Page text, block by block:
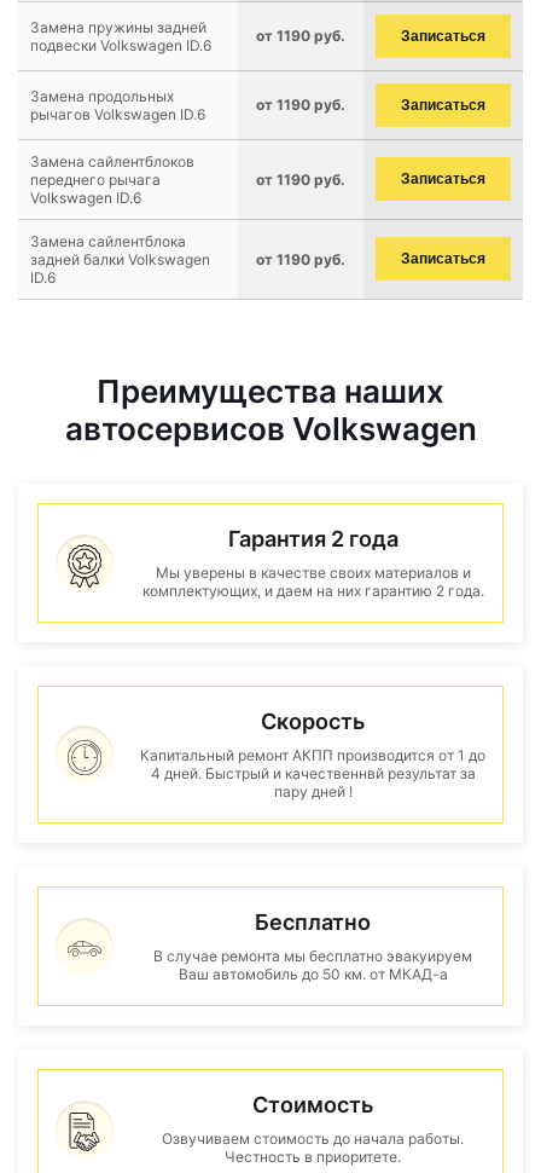
Замена пружины задней
подвески Volkswagen ID.6
от 1190 руб. Записаться
Замена продольных
рычагов Volkswagen ID.6
от 1190 руб. Записаться
Замена сайлентблоков
переднего рычага
Volkswagen ID.6
от 1190 руб. Записаться
Замена сайлентблока
задней балки Volkswagen
ID.6
от 1190 руб. Записаться
Преимущества наших
автосервисов Volkswagen
Гарантия 2 года
Мы уверены в качестве своих материалов и
комплектующих, и даем на них гарантию 2 года.
Скорость
Капитальный ремонт АКПП производится от 1 до
4 дней. Быстрый и качественнвй результат за
пару дней !
Бесплатно
В случае ремонта мы бесплатно эвакуируем
Ваш автомобиль до 50 км. от МКАД-а
Стоимость
Озвучиваем стоимость до начала работы.
Честность в приоритете.